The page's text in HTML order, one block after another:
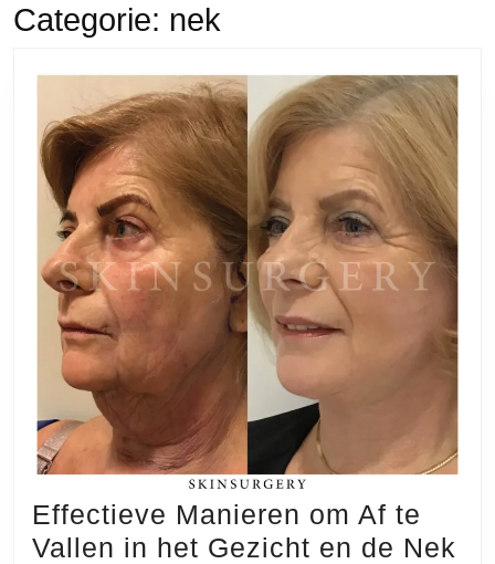
Categorie: nek
Effectieve Manieren om Af te
Vallen in het Gezicht en de Nek